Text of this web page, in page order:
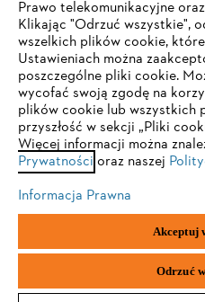
Firma
STIHL FAQ
TWOJA
OBSŁUGIWANA
Korzystasz z przeglądarki,
celu optymalnego korzystania
przejście do jednej z
Firefox
Prawo telekomunikacyjne
Klikając "Odrzuć wszystkie",
wszelkich plików cookie,
Ustawieniach można
poszczególne pliki cookie.
wycofać swoją zgodę na
plików cookie lub wszystkich
przyszłość w sekcji „Pliki
Więcej informacji można
Prywatności oraz naszej
Informacja Prawna
Akceptuj
Odrzuć